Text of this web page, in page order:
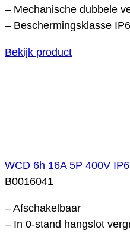
– Mechanische dubbele
– Beschermingsklasse
Bekijk product
WCD 6h 16A 5P 400V
B0016041
– Afschakelbaar
– In 0-stand hangslot